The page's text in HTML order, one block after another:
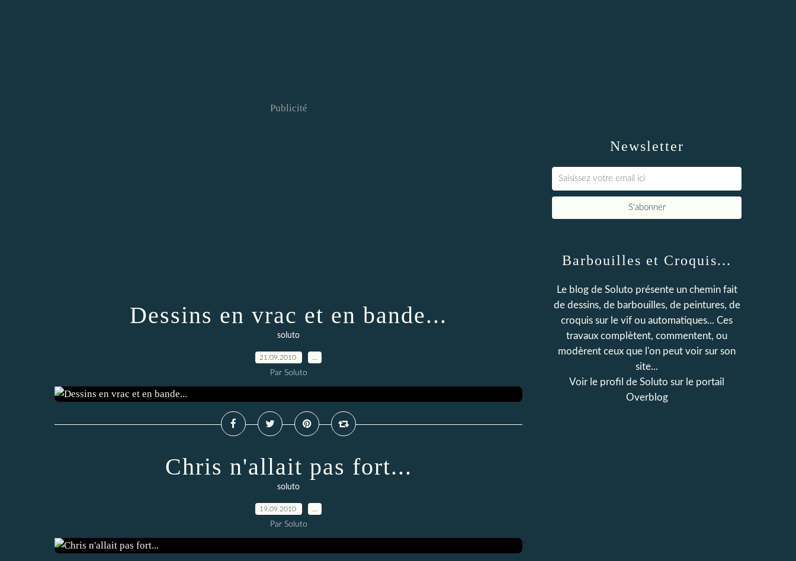
Publicité
Dessins en vrac et en bande...
soluto
21.09.2010
Par Soluto
Chris n'allait pas fort...
soluto
19.09.2010
Par Soluto
Newsletter
Barbouilles et Croquis...
Le blog de Soluto présente un chemin fait
de dessins, de barbouilles, de peintures, de
croquis sur le vif ou automatiques... Ces
travaux complètent, commentent, ou
modèrent ceux que l'on peut voir sur son
site...
Voir le profil de Soluto sur le portail
Overblog